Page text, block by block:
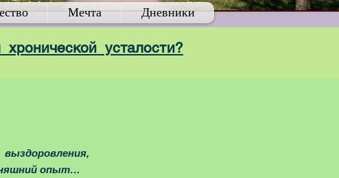
Мечта Дневники
усталости?
опыт…